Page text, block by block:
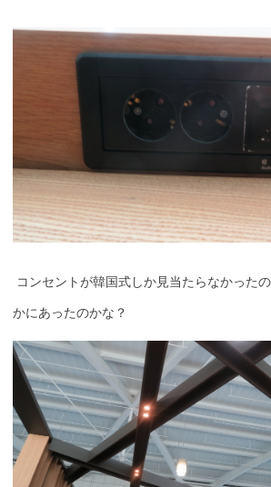
コンセントが韓国式しか見当たらなかった
かにあったのかな？